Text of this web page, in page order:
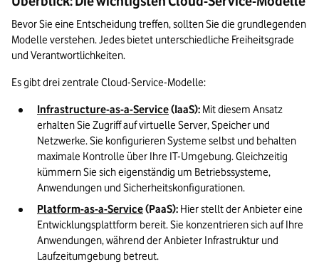
Bevor Sie eine Entscheidung treffen, sollten Sie die grundlegenden
Modelle verstehen. Jedes bietet unterschiedliche Freiheitsgrade
und Verantwortlichkeiten.
Es gibt drei zentrale Cloud-Service-Modelle:
Infrastructure-as-a-Service (IaaS): Mit diesem Ansatz
erhalten Sie Zugriff auf virtuelle Server, Speicher und
Netzwerke. Sie konfigurieren Systeme selbst und behalten
maximale Kontrolle über Ihre IT-Umgebung. Gleichzeitig
kümmern Sie sich eigenständig um Betriebssysteme,
Anwendungen und Sicherheitskonfigurationen.
Platform-as-a-Service (PaaS): Hier stellt der Anbieter eine
Entwicklungsplattform bereit. Sie konzentrieren sich auf Ihre
Anwendungen, während der Anbieter Infrastruktur und
Laufzeitumgebung betreut.